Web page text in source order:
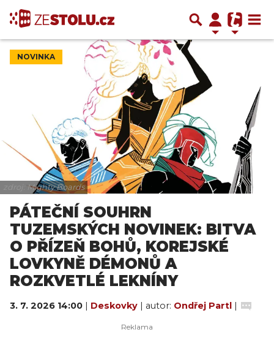
NOVINKA
zdroj: Mighty Boards
PÁTEČNÍ SOUHRN
TUZEMSKÝCH NOVINEK: BITVA
O PŘÍZEŇ BOHŮ, KOREJSKÉ
LOVKYNĚ DÉMONŮ A
ROZKVETLÉ LEKNÍNY
3. 7. 2026 14:00 | Deskovky | autor: Ondřej Partl |